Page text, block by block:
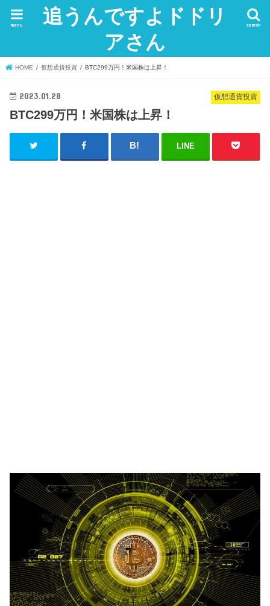
追うんですよドドリ
アさん
search
menu
HOME 仮想通貨投資 BTC299万円！米国株は上昇！
仮想通貨投資
2023.01.28
BTC299万円！米国株は上昇！
LINE